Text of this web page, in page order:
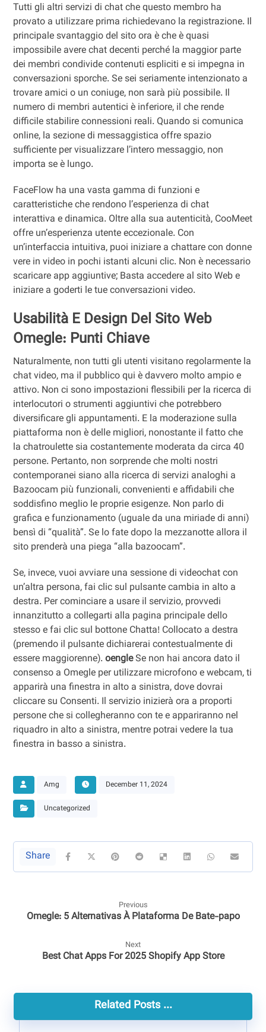
Tutti gli altri servizi di chat che questo membro ha
provato a utilizzare prima richiedevano la registrazione. Il
principale svantaggio del sito ora è che è quasi
impossibile avere chat decenti perché la maggior parte
dei membri condivide contenuti espliciti e si impegna in
conversazioni sporche. Se sei seriamente intenzionato a
trovare amici o un coniuge, non sarà più possibile. Il
numero di membri autentici è inferiore, il che rende
difficile stabilire connessioni reali. Quando si comunica
online, la sezione di messaggistica offre spazio
sufficiente per visualizzare l’intero messaggio, non
importa se è lungo.
FaceFlow ha una vasta gamma di funzioni e
caratteristiche che rendono l’esperienza di chat
interattiva e dinamica. Oltre alla sua autenticità, CooMeet
offre un’esperienza utente eccezionale. Con
un’interfaccia intuitiva, puoi iniziare a chattare con donne
vere in video in pochi istanti alcuni clic. Non è necessario
scaricare app aggiuntive; Basta accedere al sito Web e
iniziare a goderti le tue conversazioni video.
Usabilità E Design Del Sito Web
Omegle: Punti Chiave
Naturalmente, non tutti gli utenti visitano regolarmente la
chat video, ma il pubblico qui è davvero molto ampio e
attivo. Non ci sono impostazioni flessibili per la ricerca di
interlocutori o strumenti aggiuntivi che potrebbero
diversificare gli appuntamenti. E la moderazione sulla
piattaforma non è delle migliori, nonostante il fatto che
la chatroulette sia costantemente moderata da circa 40
persone. Pertanto, non sorprende che molti nostri
contemporanei siano alla ricerca di servizi analoghi a
Bazoocam più funzionali, convenienti e affidabili che
soddisfino meglio le proprie esigenze. Non parlo di
grafica e funzionamento (uguale da una miriade di anni)
bensì di “qualità”. Se lo fate dopo la mezzanotte allora il
sito prenderà una piega “alla bazoocam”.
Se, invece, vuoi avviare una sessione di videochat con
un’altra persona, fai clic sul pulsante cambia in alto a
destra. Per cominciare a usare il servizio, provvedi
innanzitutto a collegarti alla pagina principale dello
stesso e fai clic sul bottone Chatta! Collocato a destra
(premendo il pulsante dichiarerai contestualmente di
essere maggiorenne).oengleSe non hai ancora dato il
consenso a Omegle per utilizzare microfono e webcam, ti
apparirà una finestra in alto a sinistra, dove dovrai
cliccare su Consenti. Il servizio inizierà ora a proporti
persone che si collegheranno con te e appariranno nel
riquadro in alto a sinistra, mentre potrai vedere la tua
finestra in basso a sinistra.
Amg December 11, 2024
Uncategorized
Previous
Omegle: 5 Alternativas À Plataforma De Bate-papo
Next
Best Chat Apps For 2025 Shopify App Store
Related Posts ...